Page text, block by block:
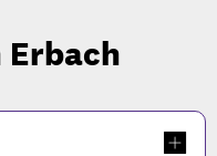
Erbach